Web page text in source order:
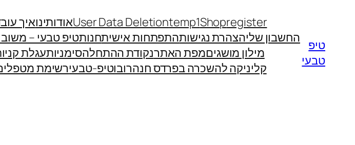
טיפ
טבעי
register
Shop
temp1
User Data Deletionאודותינואיך
החשבון שליהצהרת נגישותהתפתחות אישיתחנותטיפ טבעי –
מילון מושגיםמפת האתרנקודת ההתחלהסימניותעגלת
קליניקה להשכרה בפרדס חנהרובוטיפ-טבעירשימת